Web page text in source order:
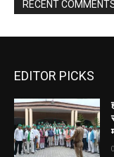
EDITOR PICKS